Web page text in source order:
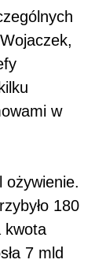
w
ożywienie.
180
kwota
7 mld